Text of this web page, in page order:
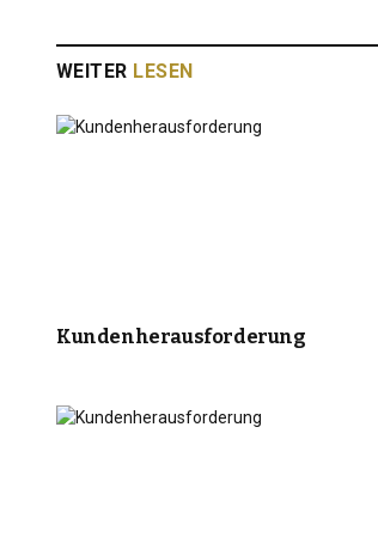
WEITER LESEN
Kundenherausforderung